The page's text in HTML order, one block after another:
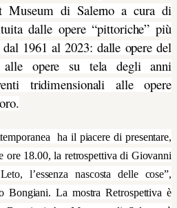
Museum di Salerno a cura di
dalle opere “pittoriche” più
dal 1961 al 2023: dalle opere del
alle opere su tela degli anni
tridimensionali alle opere
ha il piacere di presentare,
ore 18.00, la retrospettiva di Giovanni
l’essenza nascosta delle cose”,
Bongiani. La mostra Retrospettiva è